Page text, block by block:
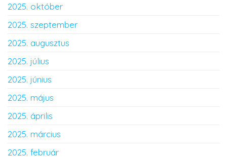
2025. október
2025. szeptember
2025. augusztus
2025. július
2025. június
2025. május
2025. április
2025. március
2025. február